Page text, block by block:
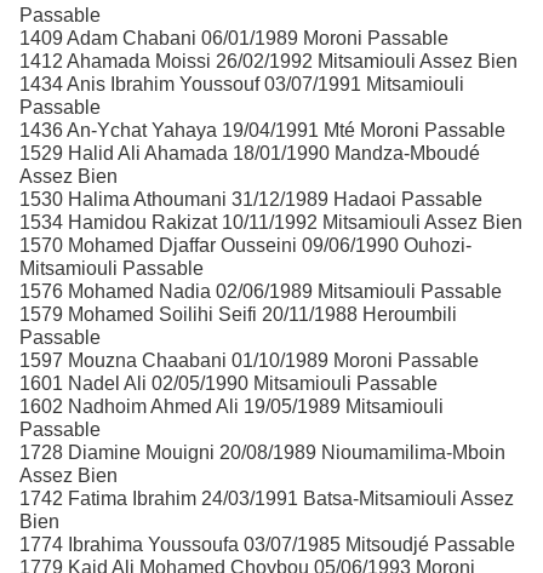
Passable
1409 Adam Chabani 06/01/1989 Moroni Passable
1412 Ahamada Moissi 26/02/1992 Mitsamiouli Assez Bien
1434 Anis Ibrahim Youssouf 03/07/1991 Mitsamiouli
Passable
1436 An-Ychat Yahaya 19/04/1991 Mté Moroni Passable
1529 Halid Ali Ahamada 18/01/1990 Mandza-Mboudé
Assez Bien
1530 Halima Athoumani 31/12/1989 Hadaoi Passable
1534 Hamidou Rakizat 10/11/1992 Mitsamiouli Assez Bien
1570 Mohamed Djaffar Ousseini 09/06/1990 Ouhozi-
Mitsamiouli Passable
1576 Mohamed Nadia 02/06/1989 Mitsamiouli Passable
1579 Mohamed Soilihi Seifi 20/11/1988 Heroumbili
Passable
1597 Mouzna Chaabani 01/10/1989 Moroni Passable
1601 Nadel Ali 02/05/1990 Mitsamiouli Passable
1602 Nadhoim Ahmed Ali 19/05/1989 Mitsamiouli
Passable
1728 Diamine Mouigni 20/08/1989 Nioumamilima-Mboin
Assez Bien
1742 Fatima Ibrahim 24/03/1991 Batsa-Mitsamiouli Assez
Bien
1774 Ibrahima Youssoufa 03/07/1985 Mitsoudjé Passable
1779 Kaid Ali Mohamed Choybou 05/06/1993 Moroni